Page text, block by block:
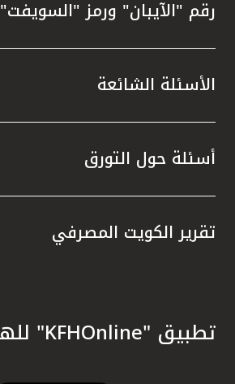
رقم "الآيبان" ورمز "السويفت"
الأسئلة الشائعة
أسئلة حول التورق
تقرير الكويت المصرفي
تطبيق "KFHOnline" للهواتف الذكية